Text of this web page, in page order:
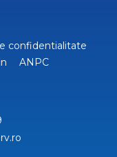
confidentialitate
ANPC